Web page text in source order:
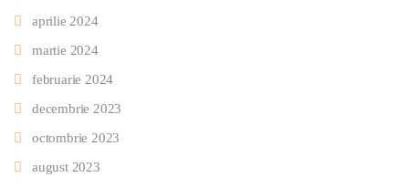
aprilie 2024
martie 2024
februarie 2024
decembrie 2023
octombrie 2023
august 2023